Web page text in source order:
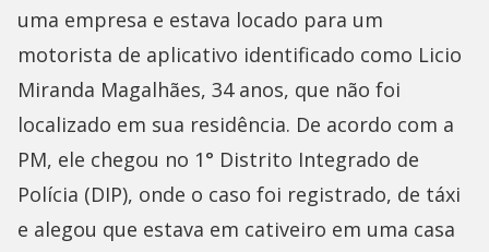
uma empresa e estava locado para um
motorista de aplicativo identificado como Licio
Miranda Magalhães, 34 anos, que não foi
localizado em sua residência. De acordo com a
PM, ele chegou no 1° Distrito Integrado de
Polícia (DIP), onde o caso foi registrado, de táxi
e alegou que estava em cativeiro em uma casa